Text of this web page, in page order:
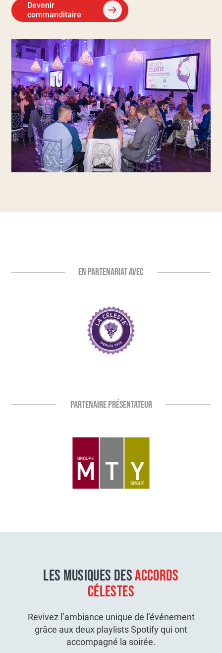
Devenir
commanditaire
EN PARTENARIAT AVEC
PARTENAIRE PRÉSENTATEUR
LES MUSIQUES DESACCORDS
CÉLESTES
Revivez l’ambiance unique de l’événement
grâce aux deux playlists Spotify qui ont
accompagné la soirée.